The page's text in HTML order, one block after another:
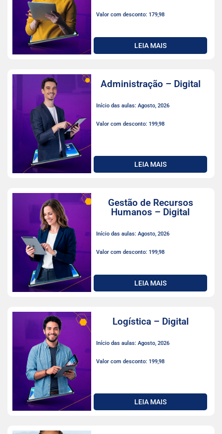
Valor com desconto: 179,98
LEIA MAIS
Administração – Digital
Início das aulas: Agosto, 2026
Valor com desconto: 199,98
LEIA MAIS
Gestão de Recursos
Humanos – Digital
Início das aulas: Agosto, 2026
Valor com desconto: 199,98
LEIA MAIS
Logística – Digital
Início das aulas: Agosto, 2026
Valor com desconto: 199,98
LEIA MAIS